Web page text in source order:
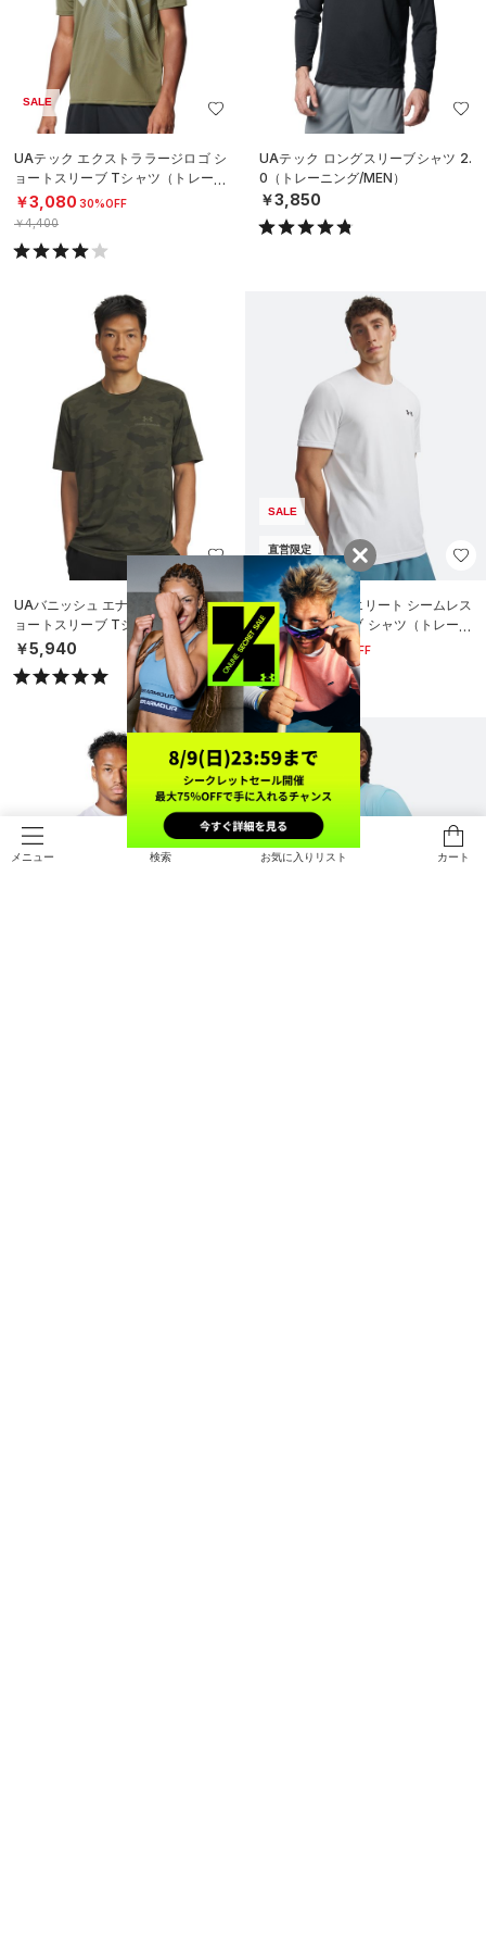
メニュー 検索 お気に入りリスト カート
SALE
UAテック エクストララージロゴ シ
ョートスリーブ Tシャツ（トレーニ
ング/MEN）
￥3,080 30%OFF
￥4,400
UAテック ロングスリーブシャツ 2.
0（トレーニング/MEN）
￥3,850
UAバニッシュ エナジー プリント シ
ョートスリーブ Tシャツ（トレーニ
ング/MEN）
￥5,940
SALE
直営限定
UA バニッシュ エリート シームレス
ショートスリーブ シャツ（トレーニ
ング/MEN）
￥5,54430%OFF
￥7,920